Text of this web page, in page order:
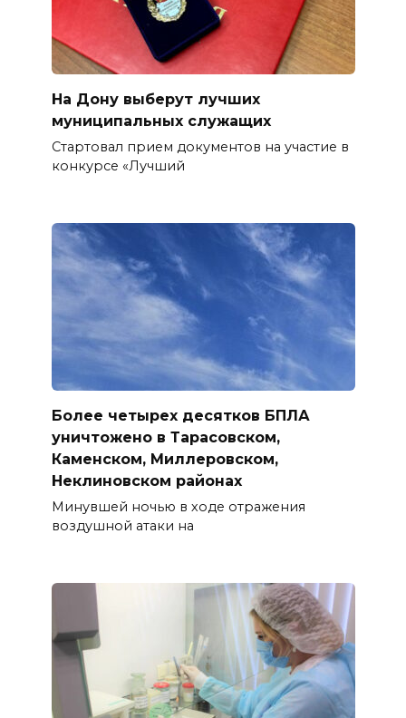
На Дону выберут лучших
муниципальных служащих
Стартовал прием документов на участие в
конкурсе «Лучший
Более четырех десятков БПЛА
уничтожено в Тарасовском,
Каменском, Миллеровском,
Неклиновском районах
Минувшей ночью в ходе отражения
воздушной атаки на